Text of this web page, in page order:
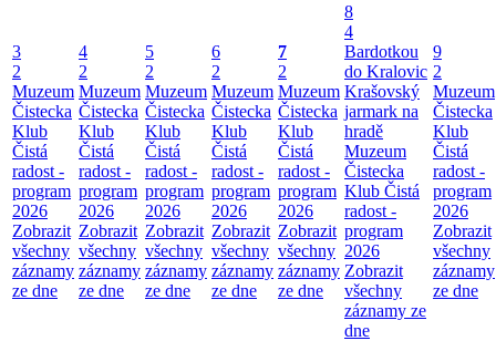
3
2
Muzeum
Čistecka
Klub
Čistá
radost -
program
2026
Zobrazit
všechny
záznamy
ze dne
4
2
Muzeum
Čistecka
Klub
Čistá
radost -
program
2026
Zobrazit
všechny
záznamy
ze dne
5
2
Muzeum
Čistecka
Klub
Čistá
radost -
program
2026
Zobrazit
všechny
záznamy
ze dne
6
2
Muzeum
Čistecka
Klub
Čistá
radost -
program
2026
Zobrazit
všechny
záznamy
ze dne
7
2
Muzeum
Čistecka
Klub
Čistá
radost -
program
2026
Zobrazit
všechny
záznamy
ze dne
8
4
Bardotkou
do Kralovic
Krašovský
jarmark na
hradě
Muzeum
Čistecka
Klub Čistá
radost -
program
2026
Zobrazit
všechny
záznamy ze
dne
9
2
Muzeum
Čistecka
Klub
Čistá
radost -
program
2026
Zobrazit
všechny
záznamy
ze dne